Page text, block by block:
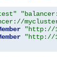
"http://
"http://